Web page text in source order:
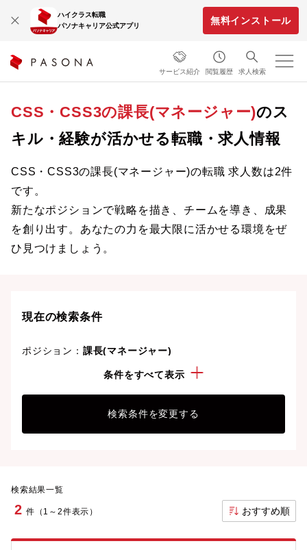
ハイクラス転職
パソナキャリア公式アプリ
無料インストール
サービス紹介 閲覧履歴 求人検索
CSS・CSS3の課長(マネージャー)のス
キル・経験が活かせる転職・求人情報
CSS・CSS3の課長(マネージャー)の転職 求人数は2件
です。
新たなポジションで戦略を描き、チームを導き、成果
を創り出す。あなたの力を最大限に活かせる環境をぜ
ひ見つけましょう。
現在の検索条件
ポジション： 課長(マネージャー)
CSS・CSS3
条件をすべて表示
検索条件を変更する
検索結果一覧
2 件（1～2件表示） おすすめ順